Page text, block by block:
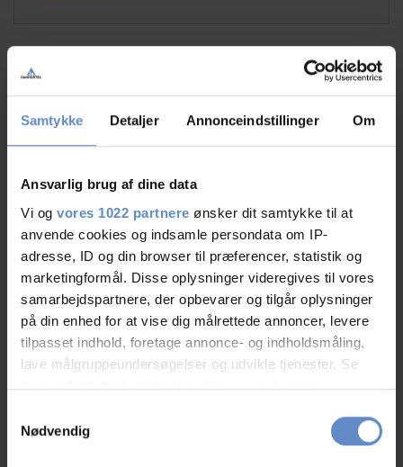
Samtykke Detaljer Annonceindstillinger Om
Ansvarlig brug af dine data
Vi og vores 1022 partnere ønsker dit samtykke til at
anvende cookies og indsamle persondata om IP-
adresse, ID og din browser til præferencer, statistik og
marketingformål. Disse oplysninger videregives til vores
samarbejdspartnere, der opbevarer og tilgår oplysninger
på din enhed for at vise dig målrettede annoncer, levere
tilpasset indhold, foretage annonce- og indholdsmåling,
lave målgruppeundersøgelser og udvikle tjenester. Se
mere information underindstillingerog i vores
tilbage eller ændre indstillinger fra vores
"Cookiedeklaration", eller ved at trykke på "Privacy
Nødvendig
Info
Antal senge
Antal værelser med bad og/eller toilet
Antal værelser uden bad og/eller toilet 6
Faciliteter
Hunde er velkomne